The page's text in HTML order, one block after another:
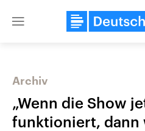
Close
Archiv
„Wenn die Show
funktioniert, dann